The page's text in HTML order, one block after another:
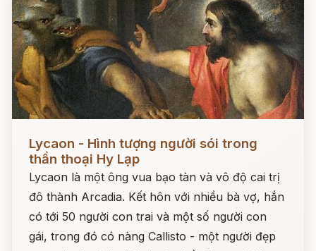
Lycaon - Hình tượng người sói trong
thần thoại Hy Lạp
Lycaon là một ông vua bạo tàn và vô độ cai trị
đô thành Arcadia. Kết hôn với nhiều bà vợ, hắn
có tới 50 người con trai và một số người con
gái, trong đó có nàng Callisto - một người đẹp